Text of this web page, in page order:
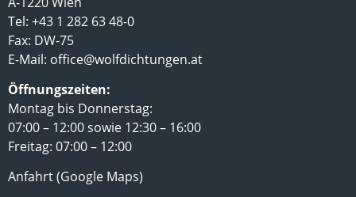
Tel: +43 1 282 63 48-0
Fax: DW-75
E-Mail: office@wolfdichtungen.at
Öffnungszeiten:
Montag bis Donnerstag:
07:00 – 12:00 sowie 12:30 – 16:00
Freitag: 07:00 – 12:00
Anfahrt (Google Maps)